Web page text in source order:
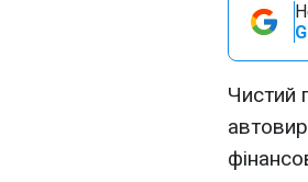
Чистий